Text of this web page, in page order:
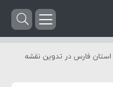
فارس در تدوین نقشه